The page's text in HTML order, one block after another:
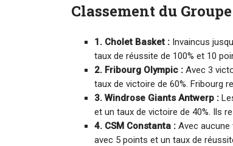
Classement du Groupe
1. Cholet Basket :Invaincus
taux de réussite de 100% et 10
2. Fribourg Olympic :Avec 3
taux de victoire de 60%. Fribourg
3. Windrose Giants Antwerp :
et un taux de victoire de 40%. Ils
4. CSM Constanta :Avec aucune
avec 5 points et un taux de